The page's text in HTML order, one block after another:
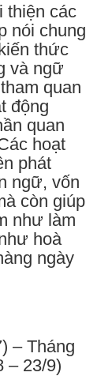
thiện các
nói chung
​​​​thức
và ngữ
quan
động
quan
hoạt
phát
ngữ, vốn
còn giúp
như làm
hoà
ngày
– Tháng
– 23/9)